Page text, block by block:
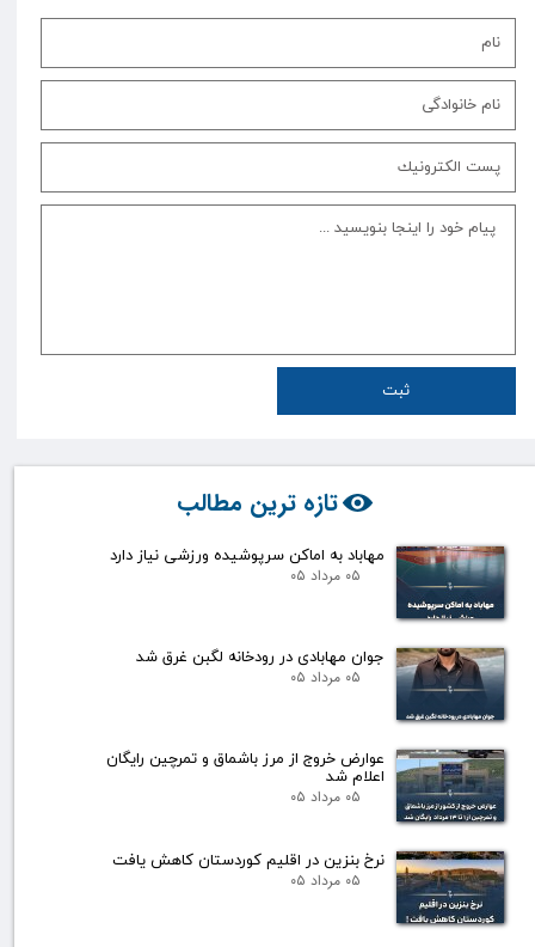
تازه ترین مطالب
مهاباد به اماکن سرپوشیده ورزشی نیاز دارد
۰۵ مرداد ۰۵
جوان مهابادی در رودخانه لگبن غرق شد
۰۵ مرداد ۰۵
عوارض خروج از مرز باشماق و تمرچین رایگان
اعلام شد
۰۵ مرداد ۰۵
نرخ بنزین در اقلیم کوردستان کاهش یافت
۰۵ مرداد ۰۵
ثبت